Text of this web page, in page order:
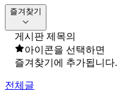
즐겨찾기
게시판 제목의
아이콘을 선택하면
즐겨찾기에 추가됩니다.
전체글